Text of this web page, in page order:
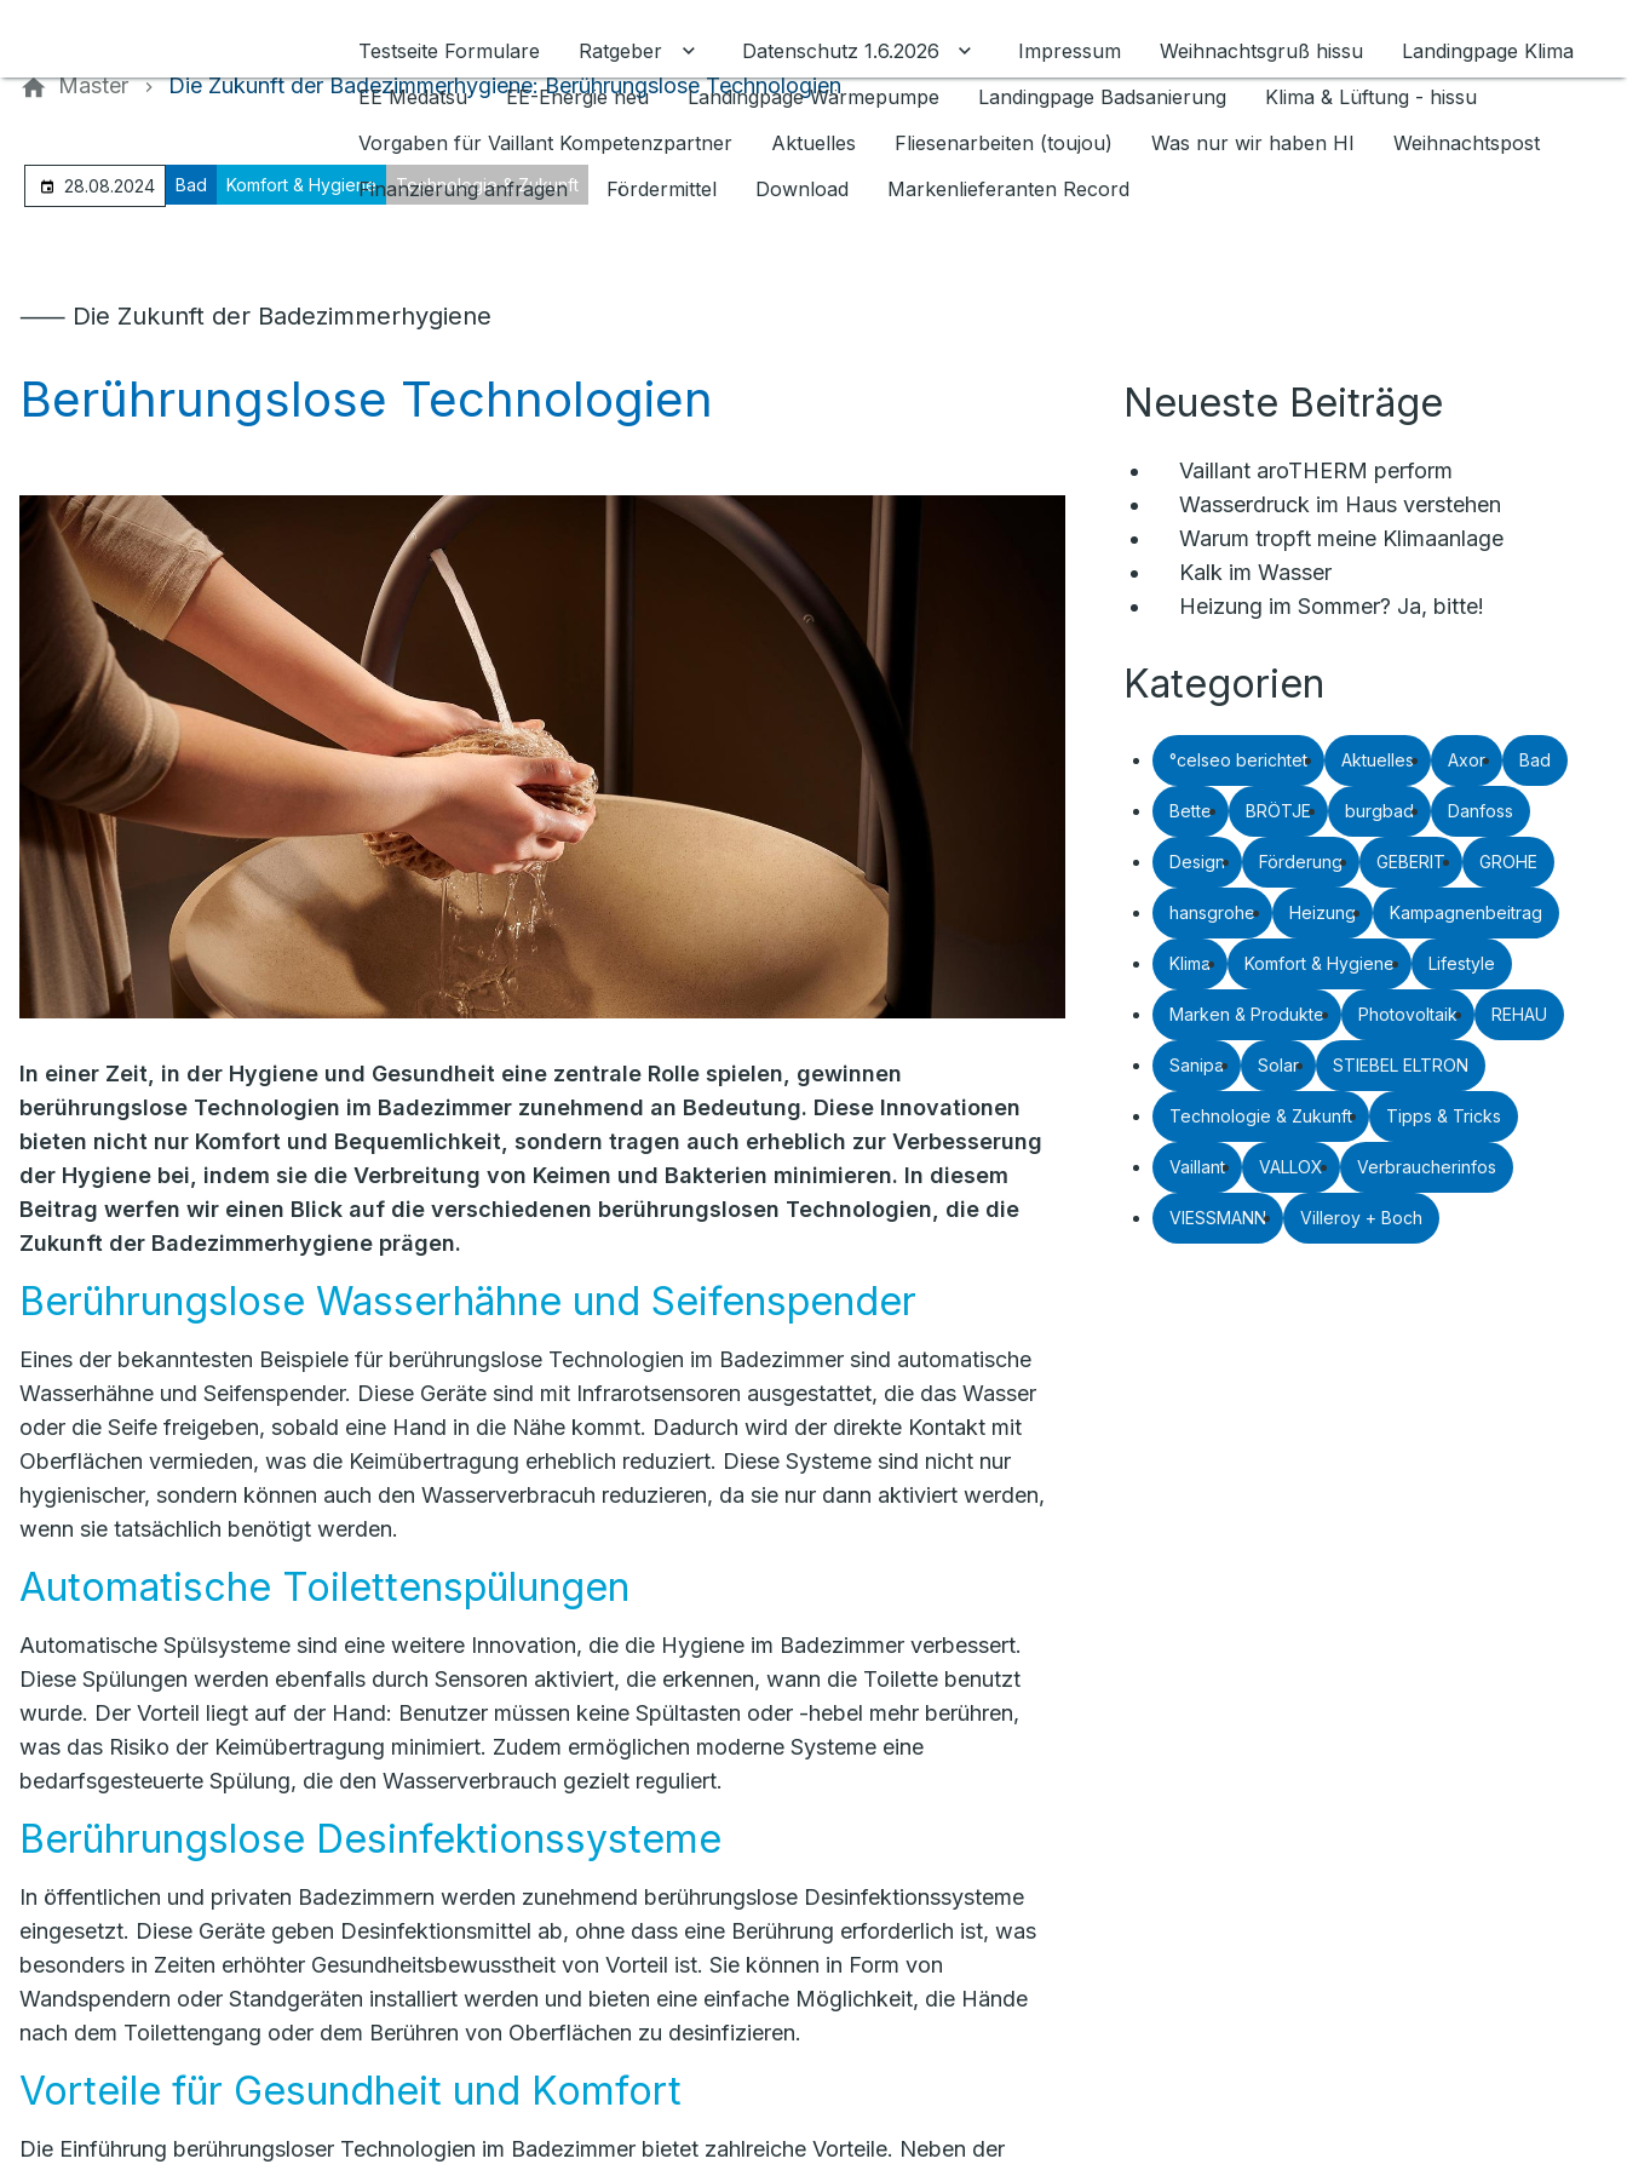
Testseite Formulare
Ratgeber Untermenü für Ratgeber umschalten
Datenschutz 1.6.2026 Untermenü für Datenschutz 1.6.2026 umschalten
Impressum Weihnachtsgruß hissu
Landingpage Klima
EE Medatsu
EE-Energie neu Landingpage Wärmepumpe Landingpage Badsanierung
Klima & Lüftung - hissu
Vorgaben für Vaillant Kompetenzpartner
Aktuelles Fliesenarbeiten (toujou) Was nur wir haben HI
Weihnachtspost
Finanzierung anfragen
Fördermittel Download Markenlieferanten Record
Master Die Zukunft der Badezimmerhygiene: Berührungslose Technologien
28.08.2024 Bad Komfort & Hygiene Technologie & Zukunft
⸺ Die Zukunft der Badezimmerhygiene
Berührungslose Technologien
In einer Zeit, in der Hygiene und Gesundheit eine zentrale Rolle spielen, gewinnen
berührungslose Technologien im Badezimmer zunehmend an Bedeutung. Diese Innovationen
bieten nicht nur Komfort und Bequemlichkeit, sondern tragen auch erheblich zur Verbesserung
der Hygiene bei, indem sie die Verbreitung von Keimen und Bakterien minimieren. In diesem
Beitrag werfen wir einen Blick auf die verschiedenen berührungslosen Technologien, die die
Zukunft der Badezimmerhygiene prägen.
Berührungslose Wasserhähne und Seifenspender
Eines der bekanntesten Beispiele für berührungslose Technologien im Badezimmer sind automatische
Wasserhähne und Seifenspender. Diese Geräte sind mit Infrarotsensoren ausgestattet, die das Wasser
oder die Seife freigeben, sobald eine Hand in die Nähe kommt. Dadurch wird der direkte Kontakt mit
Oberflächen vermieden, was die Keimübertragung erheblich reduziert. Diese Systeme sind nicht nur
hygienischer, sondern können auch den Wasserverbracuh reduzieren, da sie nur dann aktiviert werden,
wenn sie tatsächlich benötigt werden.
Automatische Toilettenspülungen
Automatische Spülsysteme sind eine weitere Innovation, die die Hygiene im Badezimmer verbessert.
Diese Spülungen werden ebenfalls durch Sensoren aktiviert, die erkennen, wann die Toilette benutzt
wurde. Der Vorteil liegt auf der Hand: Benutzer müssen keine Spültasten oder -hebel mehr berühren,
was das Risiko der Keimübertragung minimiert. Zudem ermöglichen moderne Systeme eine
bedarfsgesteuerte Spülung, die den Wasserverbrauch gezielt reguliert.
Berührungslose Desinfektionssysteme
In öffentlichen und privaten Badezimmern werden zunehmend berührungslose Desinfektionssysteme
eingesetzt. Diese Geräte geben Desinfektionsmittel ab, ohne dass eine Berührung erforderlich ist, was
besonders in Zeiten erhöhter Gesundheitsbewusstheit von Vorteil ist. Sie können in Form von
Wandspendern oder Standgeräten installiert werden und bieten eine einfache Möglichkeit, die Hände
nach dem Toilettengang oder dem Berühren von Oberflächen zu desinfizieren.
Vorteile für Gesundheit und Komfort
Die Einführung berührungsloser Technologien im Badezimmer bietet zahlreiche Vorteile. Neben der
Neueste Beiträge
Vaillant aroTHERM perform
Wasserdruck im Haus verstehen
Warum tropft meine Klimaanlage
Kalk im Wasser
Heizung im Sommer? Ja, bitte!
Kategorien
°celseo berichtet Aktuelles Axor Bad
Bette BRÖTJE burgbad Danfoss
Design Förderung GEBERIT GROHE
hansgrohe Heizung Kampagnenbeitrag
Klima Komfort & Hygiene Lifestyle
Marken & Produkte Photovoltaik REHAU
Sanipa Solar STIEBEL ELTRON
Technologie & Zukunft Tipps & Tricks
Vaillant VALLOX Verbraucherinfos
VIESSMANN Villeroy + Boch